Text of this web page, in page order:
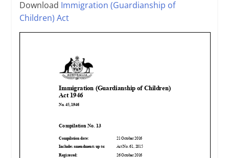
Download Immigration (Guardianship of
Children) Act